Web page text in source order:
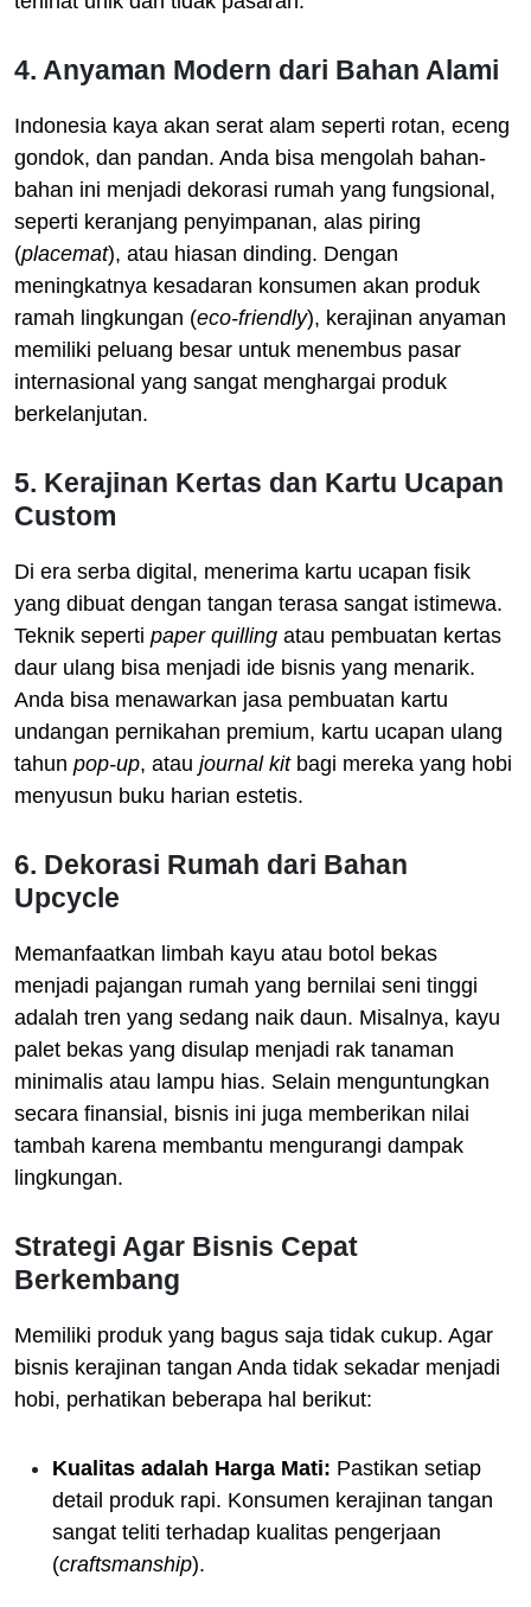
4. Anyaman Modern dari Bahan Alami
Indonesia kaya akan serat alam seperti rotan, eceng
gondok, dan pandan. Anda bisa mengolah bahan-
bahan ini menjadi dekorasi rumah yang fungsional,
seperti keranjang penyimpanan, alas piring
(placemat), atau hiasan dinding. Dengan
meningkatnya kesadaran konsumen akan produk
ramah lingkungan (eco-friendly), kerajinan anyaman
memiliki peluang besar untuk menembus pasar
internasional yang sangat menghargai produk
berkelanjutan.
5. Kerajinan Kertas dan Kartu Ucapan
Custom
Di era serba digital, menerima kartu ucapan fisik
yang dibuat dengan tangan terasa sangat istimewa.
Teknik seperti paper quilling atau pembuatan kertas
daur ulang bisa menjadi ide bisnis yang menarik.
Anda bisa menawarkan jasa pembuatan kartu
undangan pernikahan premium, kartu ucapan ulang
tahun pop-up, atau journal kitbagi mereka yang hobi
menyusun buku harian estetis.
6. Dekorasi Rumah dari Bahan
Upcycle
Memanfaatkan limbah kayu atau botol bekas
menjadi pajangan rumah yang bernilai seni tinggi
adalah tren yang sedang naik daun. Misalnya, kayu
palet bekas yang disulap menjadi rak tanaman
minimalis atau lampu hias. Selain menguntungkan
secara finansial, bisnis ini juga memberikan nilai
tambah karena membantu mengurangi dampak
lingkungan.
Strategi Agar Bisnis Cepat
Berkembang
Memiliki produk yang bagus saja tidak cukup. Agar
bisnis kerajinan tangan Anda tidak sekadar menjadi
hobi, perhatikan beberapa hal berikut:
Kualitas adalah Harga Mati: Pastikan setiap
detail produk rapi. Konsumen kerajinan tangan
sangat teliti terhadap kualitas pengerjaan
(craftsmanship).